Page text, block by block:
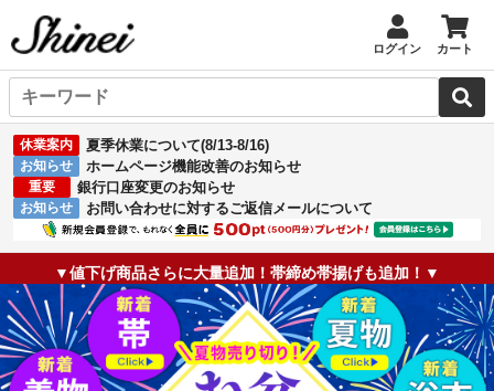
ログイン カート
休業案内 夏季休業について(8/13-8/16)
お知らせ ホームページ機能改善のお知らせ
重要 銀行口座変更のお知らせ
お知らせ お問い合わせに対するご返信メールについて
▼値下げ商品さらに大量追加！帯締め帯揚げも追加！▼